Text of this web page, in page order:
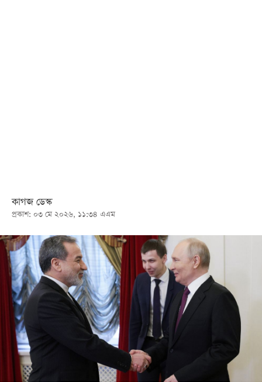
ভিডিও
আর্কাইভ
আজকের
পত্রিকা
ই-
পেপার
কাগজ ডেস্ক
প্রকাশ: ০৩ মে ২০২৬, ১১:৩৪ এএম